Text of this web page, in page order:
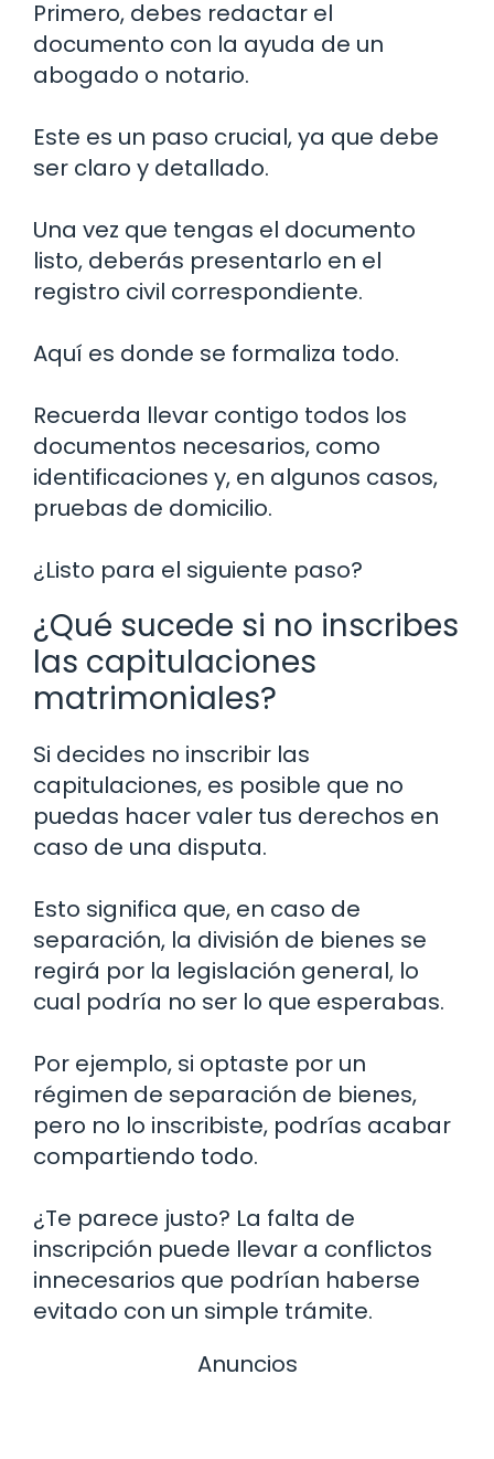
Primero, debes redactar el
documento con la ayuda de un
abogado o notario.
Este es un paso crucial, ya que debe
ser claro y detallado.
Una vez que tengas el documento
listo, deberás presentarlo en el
registro civil correspondiente.
Aquí es donde se formaliza todo.
Recuerda llevar contigo todos los
documentos necesarios, como
identificaciones y, en algunos casos,
pruebas de domicilio.
¿Listo para el siguiente paso?
¿Qué sucede si no inscribes
las capitulaciones
matrimoniales?
Si decides no inscribir las
capitulaciones, es posible que no
puedas hacer valer tus derechos en
caso de una disputa.
Esto significa que, en caso de
separación, la división de bienes se
regirá por la legislación general, lo
cual podría no ser lo que esperabas.
Por ejemplo, si optaste por un
régimen de separación de bienes,
pero no lo inscribiste, podrías acabar
compartiendo todo.
¿Te parece justo? La falta de
inscripción puede llevar a conflictos
innecesarios que podrían haberse
evitado con un simple trámite.
Anuncios